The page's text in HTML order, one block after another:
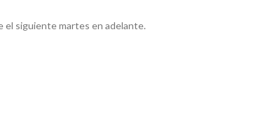
el siguiente martes en adelante.